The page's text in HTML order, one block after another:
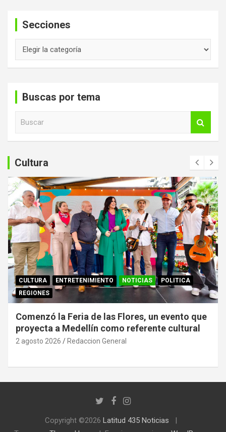
Secciones
Buscas por tema
a
r
Cultura
CULTURA ENTRETENIMIENTO NOTICIAS
POLITICA
REGIONES
Comenzó la Feria de las Flores, un evento que
proyecta a Medellín como referente cultural
2 agosto 2026 Redaccion General
Copyright ©2026 Latitud 435 Noticias